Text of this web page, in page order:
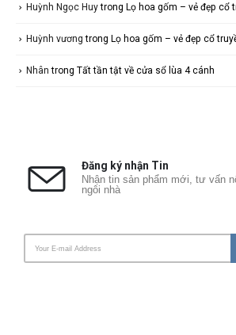
Huỳnh Ngọc Huytrong Lọ hoa gốm – vẻ đẹp cổ
Huỳnh vương trong Lọ hoa gốm – vẻ đẹp cổ
Nhân trong Tất tần tật về cửa sổ lùa 4 cánh
Đăng ký nhận Tin
Nhận tin sản phẩm mới, tư vấn
ngôi nhà